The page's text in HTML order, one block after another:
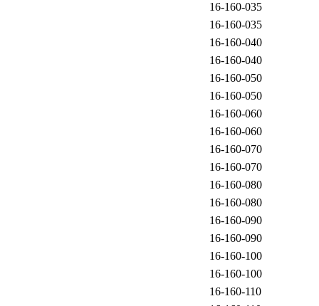
16-160-035
16-160-035
16-160-040
16-160-040
16-160-050
16-160-050
16-160-060
16-160-060
16-160-070
16-160-070
16-160-080
16-160-080
16-160-090
16-160-090
16-160-100
16-160-100
16-160-110